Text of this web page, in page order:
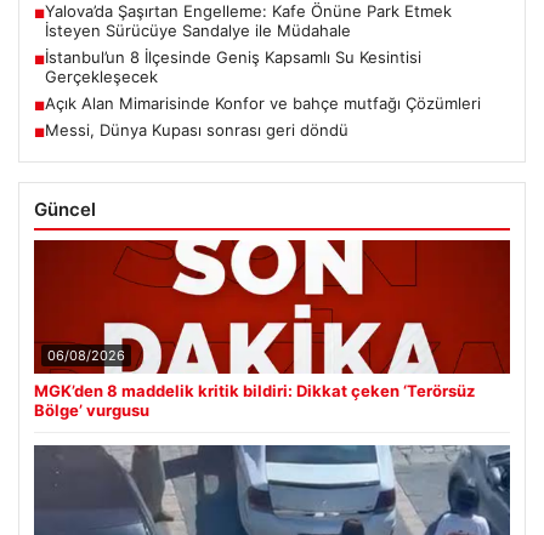
■Yalova’da Şaşırtan Engelleme: Kafe Önüne Park Etmek
İsteyen Sürücüye Sandalye ile Müdahale
■İstanbul’un 8 İlçesinde Geniş Kapsamlı Su Kesintisi
Gerçekleşecek
■Açık Alan Mimarisinde Konfor ve bahçe mutfağı Çözümleri
■Messi, Dünya Kupası sonrası geri döndü
Güncel
06/08/2026
MGK’den 8 maddelik kritik bildiri: Dikkat çeken ‘Terörsüz
Bölge’ vurgusu